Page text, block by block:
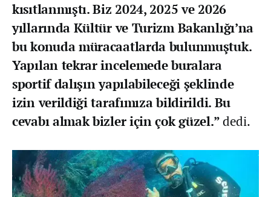
kısıtlanmıştı. Biz 2024, 2025 ve 2026
yıllarında Kültür ve Turizm Bakanlığı’na
bu konuda müracaatlarda bulunmuştuk.
Yapılan tekrar incelemede buralara
sportif dalışın yapılabileceği şeklinde
izin verildiği tarafımıza bildirildi. Bu
cevabı almak bizler için çok güzel.”dedi.